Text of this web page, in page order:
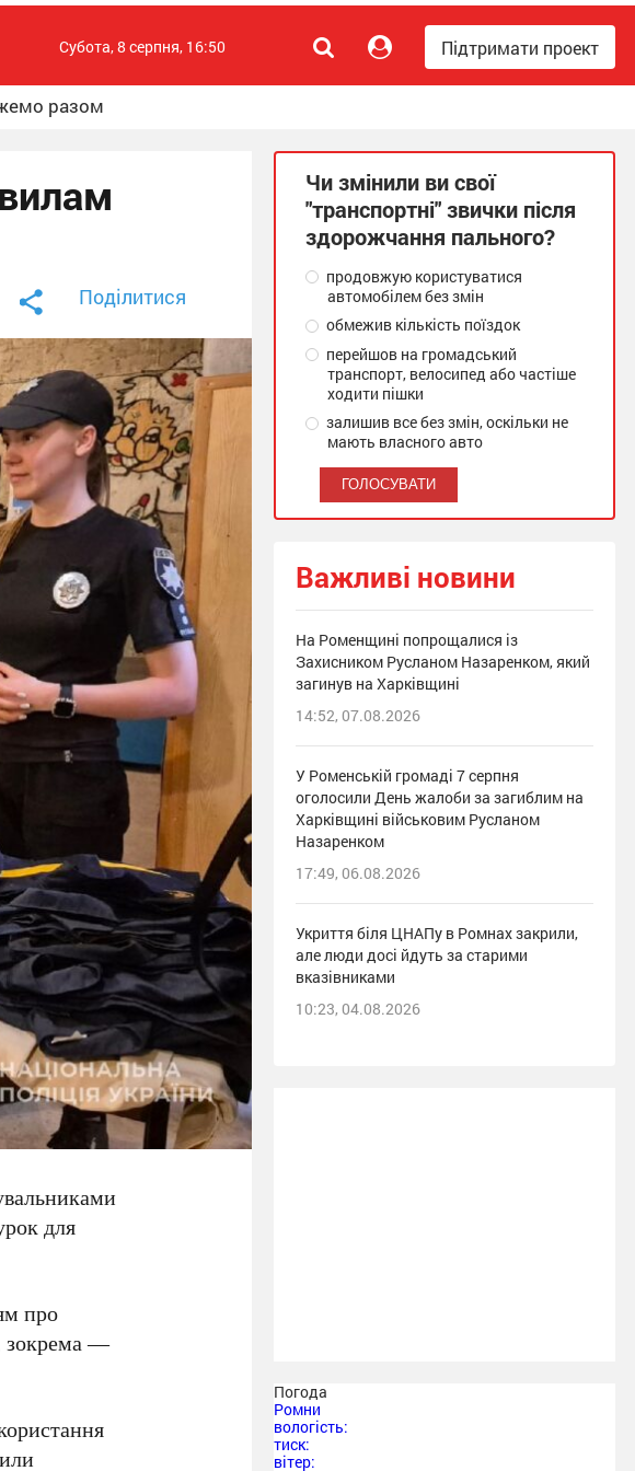
Підтримати проект
Субота, 8 серпня, 16:50
разом
Поділитися
для
про
зокрема —
Чи змінили ви свої
"транспортні" звички після
здорожчання пального?
продовжую користуватися
автомобілем без змін
обмежив кількість поїздок
перейшов на громадський
транспорт, велосипед або частіше
ходити пішки
залишив все без змін, оскільки не
мають власного авто
Важливі новини
На Роменщині попрощалися із
Захисником Русланом Назаренком, який
загинув на Харківщині
14:52, 07.08.2026
У Роменській громаді 7 серпня
оголосили День жалоби за загиблим на
Харківщині військовим Русланом
Назаренком
17:49, 06.08.2026
Укриття біля ЦНАПу в Ромнах закрили,
але люди досі йдуть за старими
вказівниками
10:23, 04.08.2026
Погода
Ромни
вологість:
тиск:
вітер: